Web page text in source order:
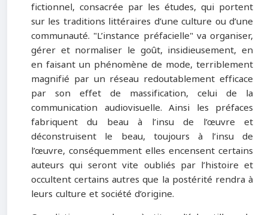
fictionnel, consacrée par les études, qui portent
sur les traditions littéraires d’une culture ou d’une
communauté. "L’instance préfacielle"va organiser,
gérer et normaliser le goût, insidieusement, en
en faisant un phénomène de mode, terriblement
magnifié par un réseau redoutablement efficace
par son effet de massification, celui de la
communication audiovisuelle. Ainsi les préfaces
fabriquent du beau à l’insu de l’œuvre et
déconstruisent le beau, toujours à l’insu de
l’œuvre, conséquemment elles encensent certains
auteurs qui seront vite oubliés par l’histoire et
occultent certains autres que la postérité rendra à
leurs culture et société d’origine.